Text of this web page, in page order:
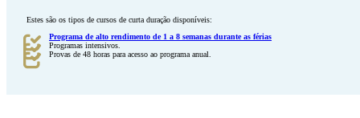
Estes são os tipos de cursos de curta duração disponíveis:
Programa de alto rendimento de 1 a 8 semanas durante as férias
Programas intensivos.
Provas de 48 horas para acesso ao programa anual.